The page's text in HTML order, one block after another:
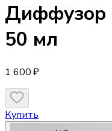
Диффузор
50 мл
1 600 ₽
Купить